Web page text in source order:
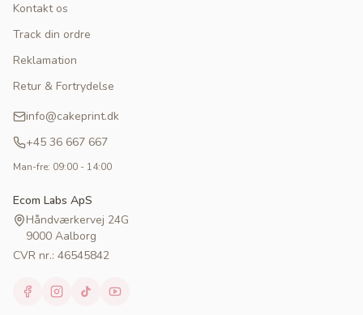
Kontakt os
Track din ordre
Reklamation
Retur & Fortrydelse
info@cakeprint.dk
+45 36 667 667
Man-fre: 09:00 - 14:00
Ecom Labs ApS
Håndværkervej 24G
9000 Aalborg
CVR nr.: 46545842